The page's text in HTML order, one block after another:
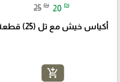
25 ₪ 20 ₪
أكياس خيش مع تل (25) قطعة
add_shopping_cart